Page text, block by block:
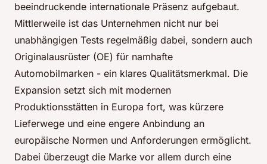
beeindruckende internationale Präsenz aufgebaut.
Mittlerweile ist das Unternehmen nicht nur bei
unabhängigen Tests regelmäßig dabei, sondern auch
Originalausrüster (OE) für namhafte
Automobilmarken - ein klares Qualitätsmerkmal. Die
Expansion setzt sich mit modernen
Produktionsstätten in Europa fort, was kürzere
Lieferwege und eine engere Anbindung an
europäische Normen und Anforderungen ermöglicht.
Dabei überzeugt die Marke vor allem durch eine